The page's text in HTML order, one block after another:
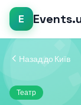
E
Назад до Київ
Театр